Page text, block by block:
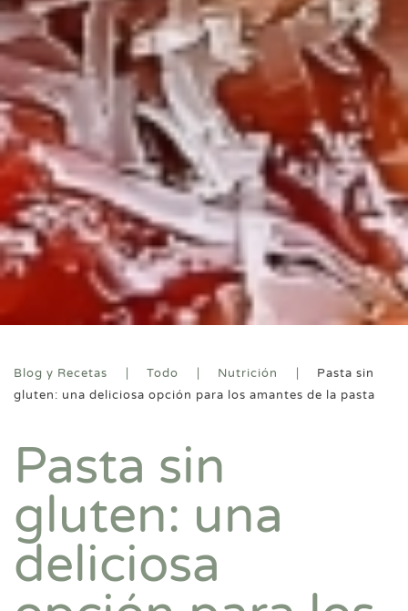
Blog y Recetas Todo Nutrición
Pasta sin
gluten: una deliciosa opción para los amantes de la pasta
Pasta sin
gluten: una
deliciosa